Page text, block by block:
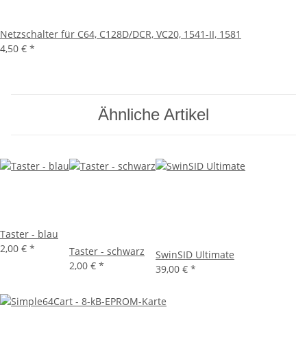
Netzschalter für C64, C128D/DCR, VC20, 1541-II, 1581
4,50 € *
Ähnliche Artikel
Taster - blau
2,00 € *
Taster - schwarz
2,00 € *
SwinSID Ultimate
39,00 € *